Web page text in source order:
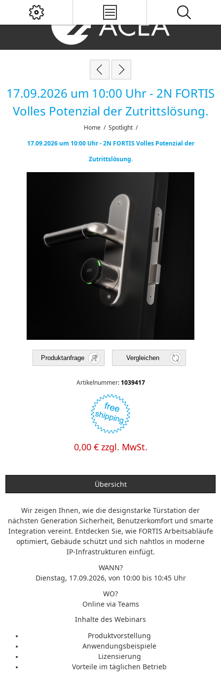
17.09.2026 um 10:00 Uhr - 2N FORTIS
Volles Potenzial der Zutrittslösung.
Home / Spotlight /
17.09.2026 um 10:00 Uhr - 2N FORTIS Volles Potenzial der
Zutrittslösung.
Produktanfrage Vergleichen
Artikelnummer: 1039417
0,00 € zzgl. MwSt.
Übersicht
Wir zeigen Ihnen, wie die designstarke Türstation der
nächsten Generation Sicherheit, Benutzerkomfort und smarte
Integration vereint. Entdecken Sie, wie FORTIS Arbeitsabläufe
optimiert, Gebäude schützt und sich nahtlos in moderne
IP‑Infrastrukturen einfügt.
WANN?
Dienstag, 17.09.2026, von 10:00 bis 10:45 Uhr
WO?
Online via Teams
Inhalte des Webinars
Produktvorstellung
Anwendungsbeispiele
Lizensierung
Vorteile im täglichen Betrieb